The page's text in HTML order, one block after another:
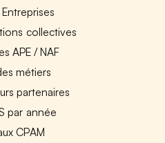
collectives
APE / NAF
métiers
partenaires
par année
CPAM